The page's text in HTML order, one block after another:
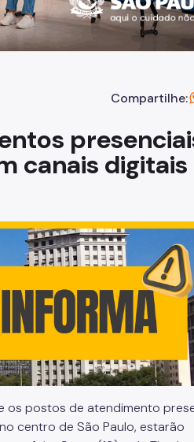
Compartilhe:
canais digitais
os postos de atendimento
centro de São Paulo, estarão